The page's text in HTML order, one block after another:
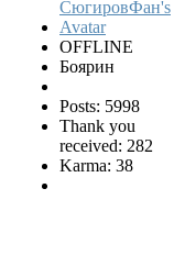
OFFLINE
Боярин
Posts: 5998
Thank you
received: 282
Karma: 38